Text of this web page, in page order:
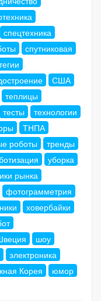
спецтехника
спутниковая
США
теплицы
тесты
технологии
ТНПА
роботы
тренды
уборка
рынка
фотограмметрия
ховербайки
шоу
электроника
Корея
юмор